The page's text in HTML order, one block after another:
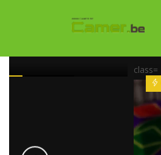
BACK HOME 2026 :
TEND LA
class=